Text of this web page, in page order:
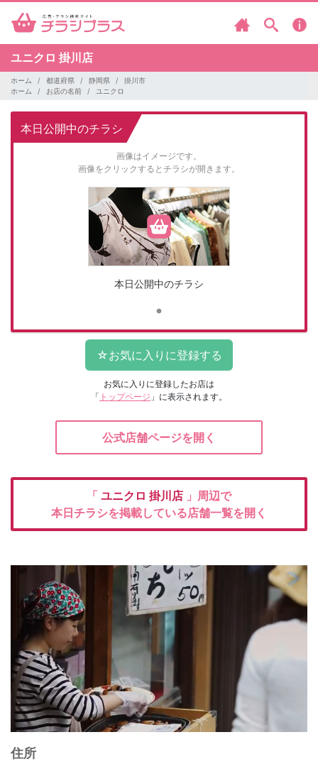
ユニクロ 掛川店
ホーム 都道府県 静岡県
掛川市
ホーム
お店の名前 ユニクロ
本日公開中のチラシ
画像はイメージです。
画像をクリックするとチラシが開きます。
本日公開中のチラシ
お気に入りに登録したお店は
「 トップページ 」に表示されます。
公式店舗ページを開く
「 ユニクロ 掛川店 」周辺で
本日チラシを掲載している店舗一覧を開く
住所